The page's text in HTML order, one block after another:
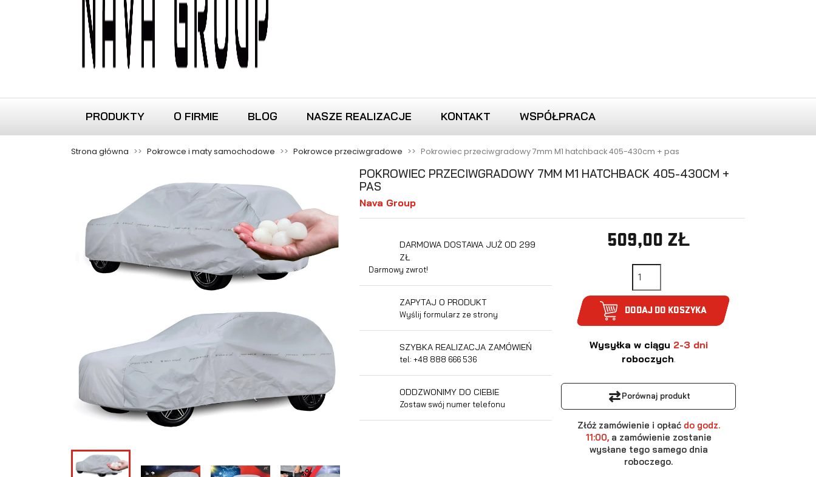
PRODUKTY O FIRMIE BLOG NASZE REALIZACJE KONTAKT WSPÓŁPRACA
Strona główna Pokrowce i maty samochodowe Pokrowce przeciwgradowe Pokrowiec przeciwgradowy 7mm M1 hatchback 405-430cm + pas
POKROWIEC PRZECIWGRADOWY 7MM M1 HATCHBACK 405-430CM +
PAS
Nava Group
DARMOWA DOSTAWA JUŻ OD 299
ZŁ
Darmowy zwrot!
ZAPYTAJ O PRODUKT
Wyślij formularz ze strony
SZYBKA REALIZACJA ZAMÓWIEŃ
tel: +48 888 666 536
ODDZWONIMY DO CIEBIE
Zostaw swój numer telefonu
509,00 ZŁ
DODAJ DO KOSZYKA
Wysyłka w ciągu 2-3 dni
roboczych.
⇄ Porównaj produkt
Złóż zamówienie i opłaćdo godz.
11:00, a zamówienie zostanie
wysłane tego samego dnia
roboczego.